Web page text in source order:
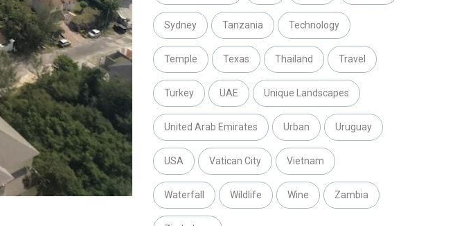
Sydney Tanzania Technology
Temple Texas Thailand Travel
Turkey UAE Unique Landscapes
United Arab Emirates Urban Uruguay
USA Vatican City Vietnam
Waterfall Wildlife Wine Zambia